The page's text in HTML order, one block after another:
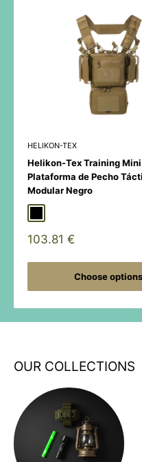
HELIKON-TEX
Helikon-Tex Training
Plataforma de Pecho
Modular Negro
Sale
103.81 €
Choose options
OUR COLLECTIONS